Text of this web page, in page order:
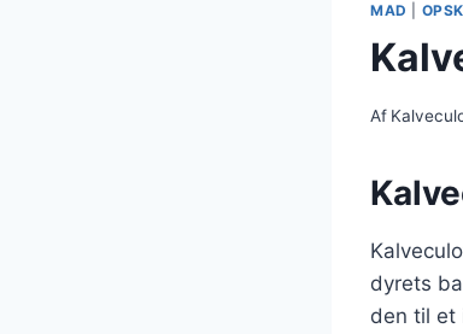
MAD
Af
dyrets
den til et